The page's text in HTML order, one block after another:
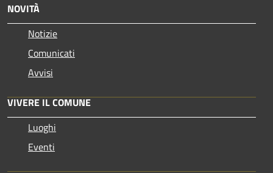
NOVITÀ
Notizie
Comunicati
Avvisi
VIVERE IL COMUNE
Luoghi
Eventi